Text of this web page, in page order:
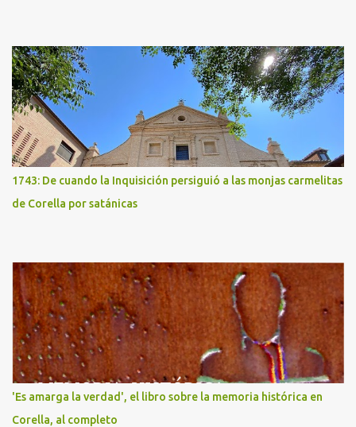
1743: De cuando la Inquisición persiguió a las monjas carmelitas
de Corella por satánicas
'Es amarga la verdad', el libro sobre la memoria histórica en
Corella, al completo